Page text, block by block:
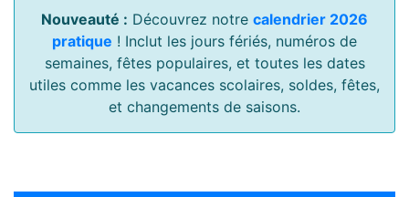
Nouveauté : Découvrez notre calendrier 2026
pratique ! Inclut les jours fériés, numéros de
semaines, fêtes populaires, et toutes les dates
utiles comme les vacances scolaires, soldes, fêtes,
et changements de saisons.